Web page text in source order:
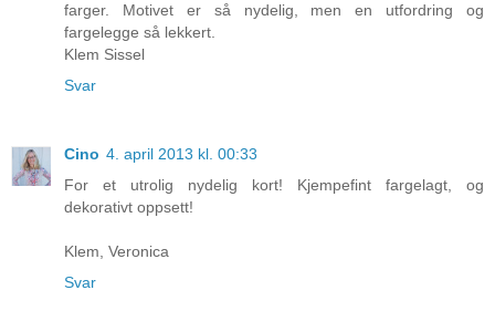
farger. Motivet er så nydelig, men en utfordring og
fargelegge så lekkert.
Klem Sissel
Svar
Cino 4. april 2013 kl. 00:33
For et utrolig nydelig kort! Kjempefint fargelagt, og
dekorativt oppsett!
Klem, Veronica
Svar